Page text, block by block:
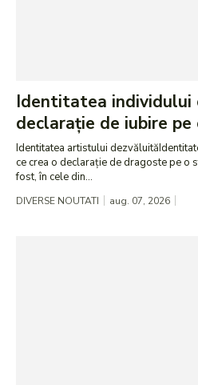
Identitatea individului
declarație de iubire pe
Identitatea artistului
ce crea o declarație de dragoste pe o
fost, în cele din...
DIVERSE NOUTATI aug. 07, 2026